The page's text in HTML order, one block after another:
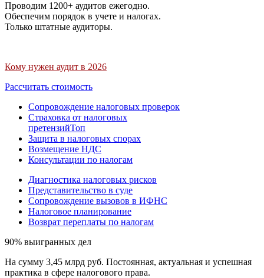
Проводим 1200+ аудитов ежегодно.
Обеспечим порядок в учете и налогах.
Только штатные аудиторы.
Кому нужен аудит в 2026
Рассчитать стоимость
Сопровождение налоговых проверок
Страховка от налоговых
претензийТоп
Защита в налоговых спорах
Возмещение НДС
Консультации по налогам
Диагностика налоговых рисков
Представительство в суде
Сопровождение вызовов в ИФНС
Налоговое планирование
Возврат переплаты по налогам
90% выигранных дел
На сумму 3,45 млрд руб. Постоянная, актуальная и успешная
практика в сфере налогового права.